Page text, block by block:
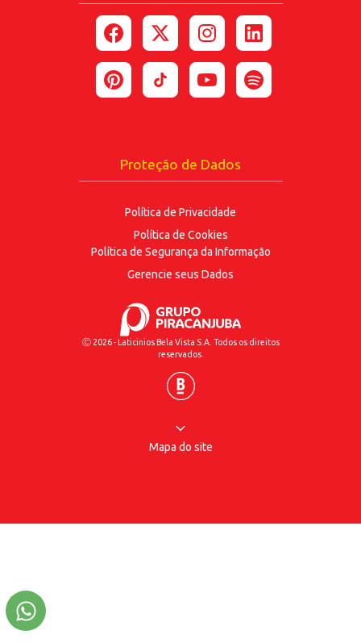
anos ou mais.
*Estou de acordo com a coleta e uso dos dados
fornecidos para as finalidadesaqui descritas.
ENVIAR
Proteção de Dados
Política de Privacidade
Política de Cookies
Política de Segurança da Informação
Gerencie seus Dados
Ⓒ 2026 - Laticinios Bela Vista S.A. Todos os direitos
reservados.
Mapa do site